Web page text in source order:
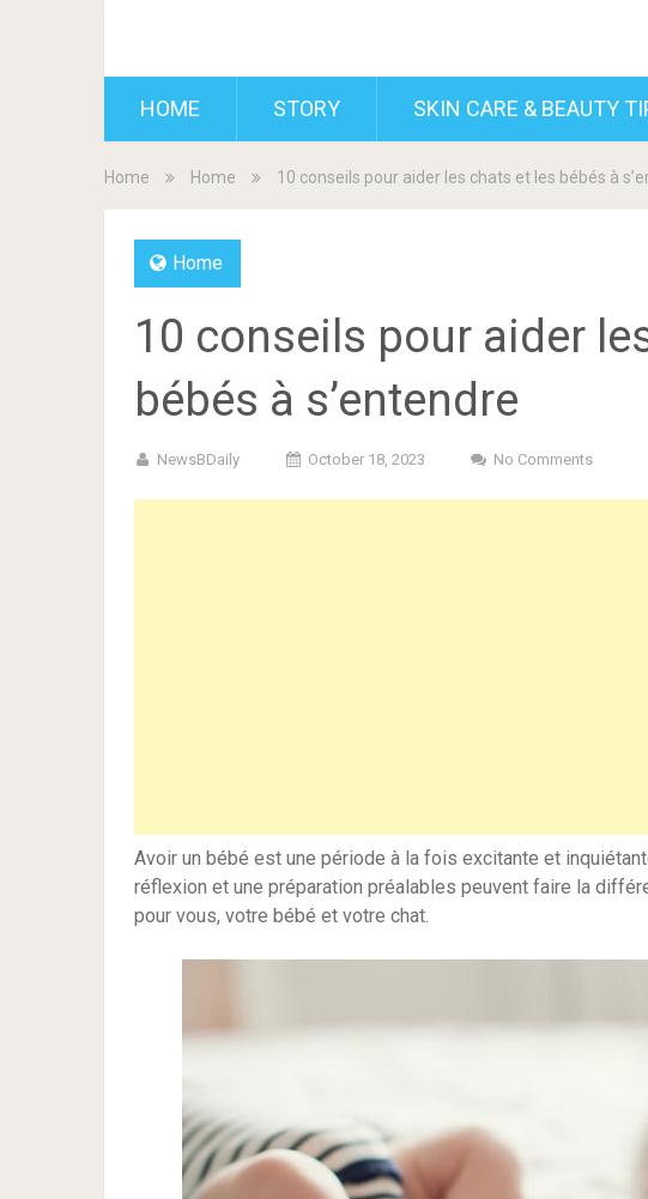
HOME STORY SKIN CARE & BEAUTY
Home Home 10 conseils pour aider les chats et les bébés à
Home
10 conseils pour aider
bébés à s’entendre
NewsBDaily October 18, 2023 No Comments
Avoir un bébé est une période à la fois excitante et
réflexion et une préparation préalables peuvent faire la
pour vous, votre bébé et votre chat.